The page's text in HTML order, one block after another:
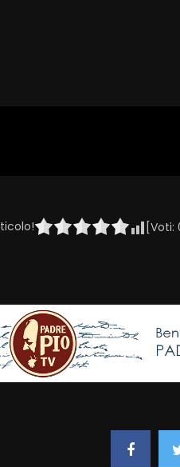
[Voti: